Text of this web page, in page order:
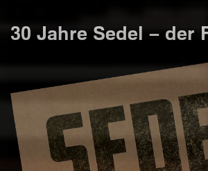
30 Jahre Sedel – der